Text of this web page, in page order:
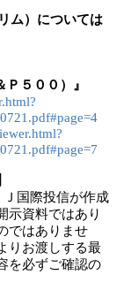
ム）については
５００）』
国際投信が作成
示資料ではあり
ではありませ
りお渡しする最
を必ずご確認の